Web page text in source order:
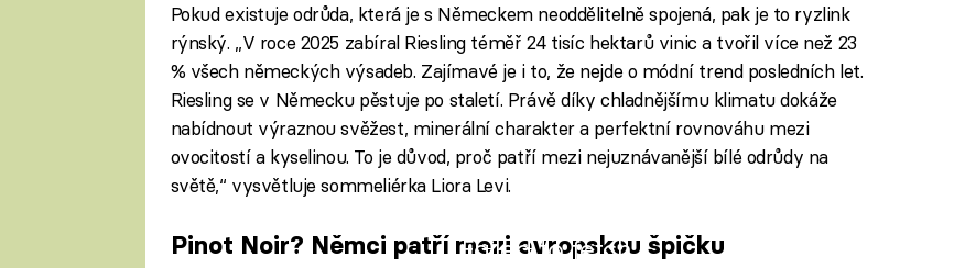
Pokud existuje odrůda, která je s Německem neoddělitelně spojená, pak je to ryzlink
rýnský. „V roce 2025 zabíral Riesling téměř 24 tisíc hektarů vinic a tvořil více než 23
% všech německých výsadeb. Zajímavé je i to, že nejde o módní trend posledních let.
Riesling se v Německu pěstuje po staletí. Právě díky chladnějšímu klimatu dokáže
nabídnout výraznou svěžest, minerální charakter a perfektní rovnováhu mezi
ovocitostí a kyselinou. To je důvod, proč patří mezi nejuznávanější bílé odrůdy na
světě,“ vysvětluje sommeliérka Liora Levi.
Failed to fetch
Pinot Noir? Němci patří mezi evropskou špičku